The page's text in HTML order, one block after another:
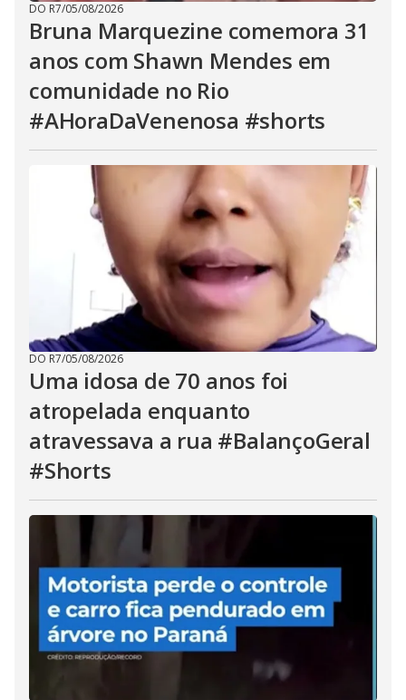
DO R7/05/08/2026
Bruna Marquezine comemora 31
anos com Shawn Mendes em
comunidade no Rio
#AHoraDaVenenosa #shorts
DO R7/05/08/2026
Uma idosa de 70 anos foi
atropelada enquanto
atravessava a rua #BalançoGeral
#Shorts